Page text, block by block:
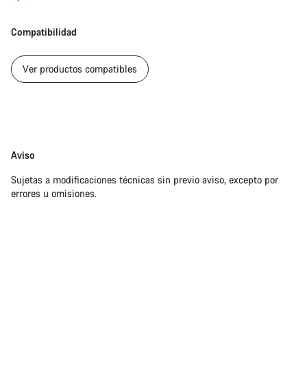
Compatibilidad
Ver productos compatibles
Exención
responsabilidades
Aviso
Sujetas a modificaciones técnicas sin previo aviso, excepto por
errores u omisiones.